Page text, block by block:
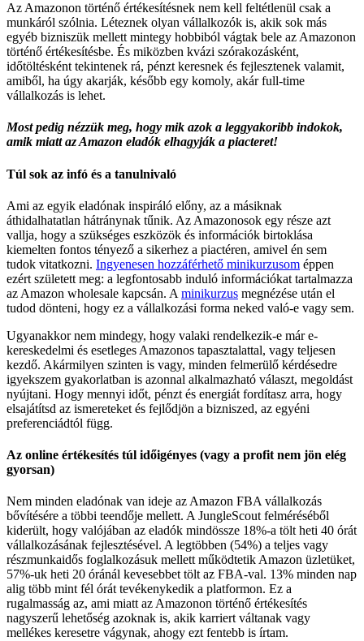
Az Amazonon történő értékesítésnek nem kell feltétlenül csak a
munkáról szólnia. Léteznek olyan vállalkozók is, akik sok más
egyéb bizniszük mellett mintegy hobbiból vágtak bele az Amazonon
történő értékesítésbe. És miközben kvázi szórakozásként,
időtöltésként tekintenek rá, pénzt keresnek és fejlesztenek valamit,
amiből, ha úgy akarják, később egy komoly, akár full-time
vállalkozás is lehet.
Most pedig nézzük meg, hogy mik azok a leggyakoribb indokok,
amik miatt az Amazon eladók elhagyják a piacteret!
Túl sok az infó és a tanulnivaló
Ami az egyik eladónak inspiráló előny, az a másiknak
áthidalhatatlan hátránynak tűnik. Az Amazonosok egy része azt
vallja, hogy a szükséges eszközök és információk birtoklása
kiemelten fontos tényező a sikerhez a piactéren, amivel én sem
tudok vitatkozni. Ingyenesen hozzáférhető minikurzusom éppen
ezért született meg: a legfontosabb induló információkat tartalmazza
az Amazon wholesale kapcsán. A minikurzus megnézése után el
tudod dönteni, hogy ez a vállalkozási forma neked való-e vagy sem.
Ugyanakkor nem mindegy, hogy valaki rendelkezik-e már e-
kereskedelmi és esetleges Amazonos tapasztalattal, vagy teljesen
kezdő. Akármilyen szinten is vagy, minden felmerülő kérdésedre
igyekszem gyakorlatban is azonnal alkalmazható választ, megoldást
nyújtani. Hogy mennyi időt, pénzt és energiát fordítasz arra, hogy
elsajátítsd az ismereteket és fejlődjön a bizniszed, az egyéni
preferenciádtól függ.
Az online értékesítés túl időigényes (vagy a profit nem jön elég
gyorsan)
Nem minden eladónak van ideje az Amazon FBA vállalkozás
bővítésére a többi teendője mellett. A JungleScout felméréséből
kiderült, hogy valójában az eladók mindössze 18%-a tölt heti 40 órát
vállalkozásának fejlesztésével. A legtöbben (54%) a teljes vagy
részmunkaidős foglalkozásuk mellett működtetik Amazon üzletüket,
57%-uk heti 20 óránál kevesebbet tölt az FBA-val. 13% minden nap
alig több mint fél órát tevékenykedik a platformon. Ez a
rugalmasság az, ami miatt az Amazonon történő értékesítés
nagyszerű lehetőség azoknak is, akik karriert váltanak vagy
mellékes keresetre vágynak, ahogy ezt fentebb is írtam.